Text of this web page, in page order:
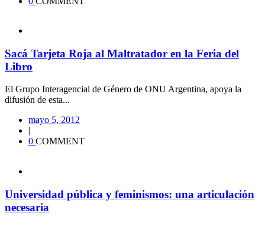
Sacá Tarjeta Roja al Maltratador en la Feria del
Libro
El Grupo Interagencial de Género de ONU Argentina, apoya la
difusión de esta...
mayo 5, 2012
|
0 COMMENT
Universidad pública y feminismos: una articulación
necesaria